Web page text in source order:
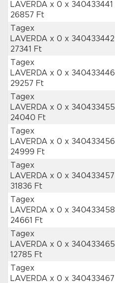
LAVERDA x 0 x 340433441
26857 Ft
Tagex
LAVERDA x 0 x 340433442
27341 Ft
Tagex
LAVERDA x 0 x 340433446
29257 Ft
Tagex
LAVERDA x 0 x 340433455
24040 Ft
Tagex
LAVERDA x 0 x 340433456
24999 Ft
Tagex
LAVERDA x 0 x 340433457
31836 Ft
Tagex
LAVERDA x 0 x 340433458
24661 Ft
Tagex
LAVERDA x 0 x 340433465
12785 Ft
Tagex
LAVERDA x 0 x 340433467